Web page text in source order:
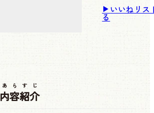
いいねリス
る
内容紹介
あらすじ